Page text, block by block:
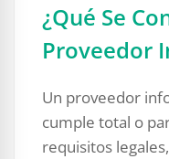
¿Qué Se
Proveedor
Un proveedor
cumple total o
requisitos